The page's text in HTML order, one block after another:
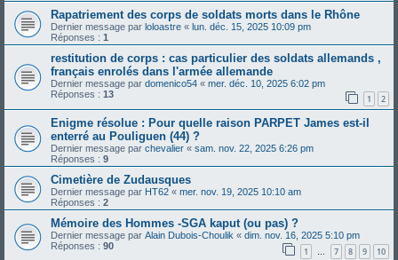
Rapatriement des corps de soldats morts dans le Rhône
Dernier message par loloastre « lun. déc. 15, 2025 10:09 pm
Réponses : 1
restitution de corps : cas particulier des soldats allemands ,
français enrolés dans l'armée allemande
Dernier message par domenico54 « mer. déc. 10, 2025 6:02 pm
Réponses : 13 1 2
Enigme résolue : Pour quelle raison PARPET James est-il
enterré au Pouliguen (44) ?
Dernier message par chevalier « sam. nov. 22, 2025 6:26 pm
Réponses : 9
Cimetière de Zudausques
Dernier message par HT62 « mer. nov. 19, 2025 10:10 am
Réponses : 2
Mémoire des Hommes -SGA kaput (ou pas) ?
Dernier message par Alain Dubois-Choulik « dim. nov. 16, 2025 5:10 pm
Réponses : 90 1 … 7 8 9 10